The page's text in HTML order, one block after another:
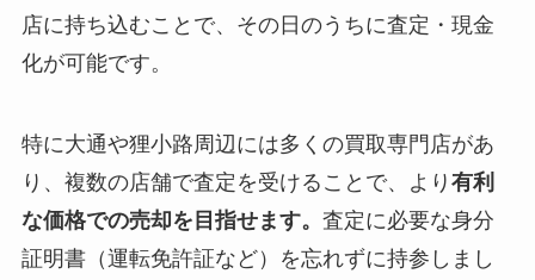
店に持ち込むことで、その日のうちに査定・現金
化が可能です。
特に大通や狸小路周辺には多くの買取専門店があ
り、複数の店舗で査定を受けることで、より 有利
な価格での売却を目指せます。 査定に必要な身分
証明書（運転免許証など）を忘れずに持参しまし